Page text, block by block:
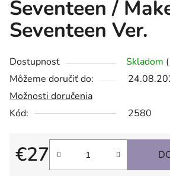
Seventeen /
Seventeen Ver.
Dostupnosť Skladom
Môžeme doručiť do:
Možnosti doručenia
Kód:
2580
€27
Jednotková cena: